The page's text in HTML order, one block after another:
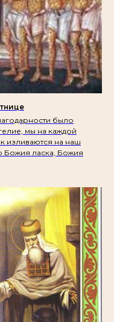
было
мы на каждой
изливаются на наш
Божия ласка, Божия